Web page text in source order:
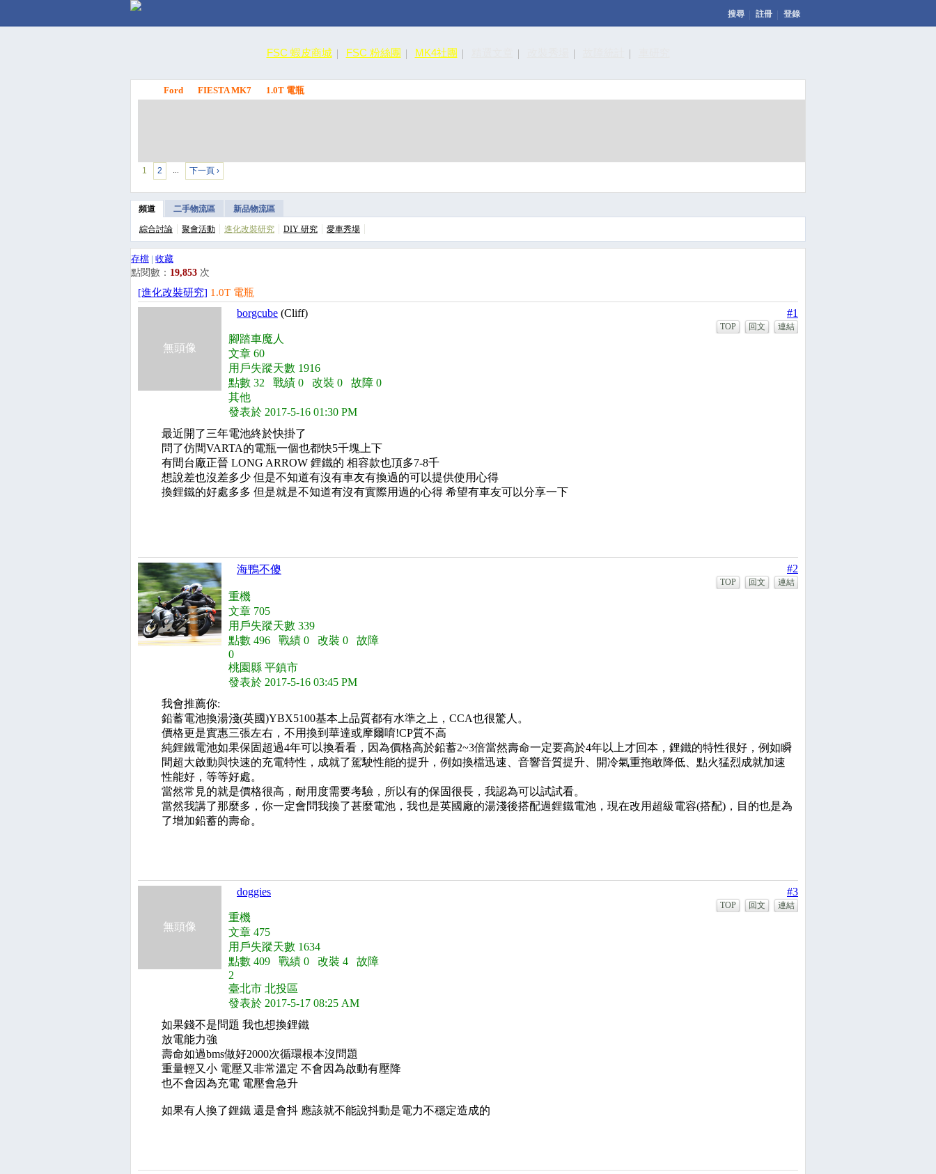
搜尋 註冊 登錄
FSC 蝦皮商城 FSC 粉絲團 MK4社團
Ford FIESTA MK7 1.0T 電瓶
1 2 … 下一頁 ›
頻道 二手物流區 新品物流區
綜合討論 聚會活動 進化改裝研究 DIY 研究 愛車秀場
存檔 | 收藏
點閱數： 19,853 次
[進化改裝研究] 1.0T 電瓶
無頭像
borgcube (Cliff)
腳踏車魔人
文章 60
用戶失蹤天數 1916
點數 32 戰績 0 改裝 0 故障 0
其他
發表於 2017-5-16 01:30 PM
#1
TOP 回文 連結
最近開了三年電池終於快掛了
問了仿間VARTA的電瓶一個也都快5千塊上下
有間台廠正晉 LONG ARROW 鋰鐵的 相容款也頂多7-8千
想說差也沒差多少 但是不知道有沒有車友有換過的可以提供使用心得
換鋰鐵的好處多多 但是就是不知道有沒有實際用過的心得 希望有車友可以分享一下
海鴨不傻
重機
文章 705
用戶失蹤天數 339
點數 496 戰績 0 改裝 0 故障
0
桃園縣 平鎮市
發表於 2017-5-16 03:45 PM
#2
TOP 回文 連結
我會推薦你:
鉛蓄電池換湯淺(英國)YBX5100基本上品質都有水準之上，CCA也很驚人。
價格更是實惠三張左右，不用換到華達或摩爾唷!CP質不高
純鋰鐵電池如果保固超過4年可以換看看，因為價格高於鉛蓄2~3倍當然壽命一定要高於4年以上才回本，鋰鐵的特性很好，例如瞬
間超大啟動與快速的充電特性，成就了駕駛性能的提升，例如換檔迅速、音響音質提升、開冷氣重拖敢降低、點火猛烈成就加速
性能好，等等好處。
當然常見的就是價格很高，耐用度需要考驗，所以有的保固很長，我認為可以試試看。
當然我講了那麼多，你一定會問我換了甚麼電池，我也是英國廠的湯淺後搭配過鋰鐵電池，現在改用超級電容(搭配)，目的也是為
了增加鉛蓄的壽命。
無頭像
doggies
重機
文章 475
用戶失蹤天數 1634
點數 409 戰績 0 改裝 4 故障
2
臺北市 北投區
發表於 2017-5-17 08:25 AM
#3
TOP 回文 連結
如果錢不是問題 我也想換鋰鐵
放電能力強
壽命如過bms做好2000次循環根本沒問題
重量輕又小 電壓又非常溫定 不會因為啟動有壓降
也不會因為充電 電壓會急升
如果有人換了鋰鐵 還是會抖 應該就不能說抖動是電力不穩定造成的